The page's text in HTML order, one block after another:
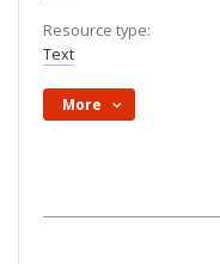
Resource type:
Text
More